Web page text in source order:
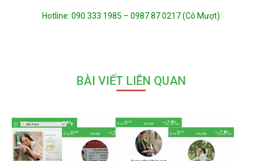
Hotline: 090 333 1985 – 0987 87 0217 (Cô Mượt)
BÀI VIẾT LIÊN QUAN